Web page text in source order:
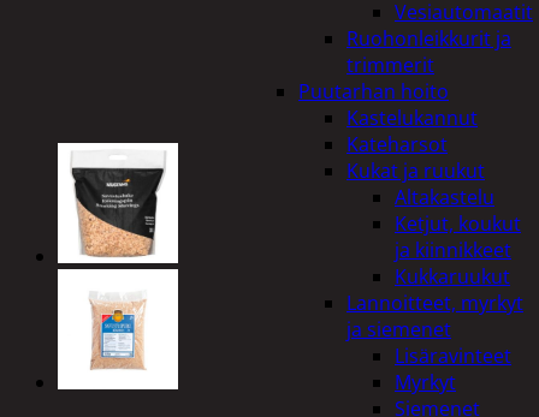
Vesiautomaatit
Ruohonleikkurit ja
trimmerit
Puutarhan hoito
Kastelukannut
Kateharsot
Kukat ja ruukut
Altakastelu
Ketjut, koukut
ja kiinnikkeet
Kukkaruukut
Lannoitteet, myrkyt
ja siemenet
Lisäravinteet
Myrkyt
Siemenet